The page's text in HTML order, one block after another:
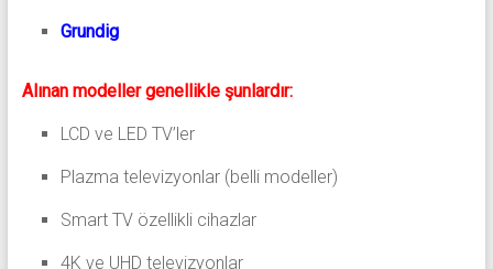
Grundig
Alınan modeller genellikle şunlardır:
LCD ve LED TV’ler
Plazma televizyonlar (belli modeller)
Smart TV özellikli cihazlar
4K ve UHD televizyonlar